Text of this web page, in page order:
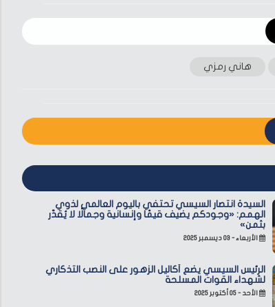
هاني رمزي
السيدة انتصار السيسي تحتفي باليوم العالمي لذوي
الهمم: «وجودكم يضيف قيمًا وإنسانية وجمالًا لا يُقدّر
بثمن»
الأربعاء - ٠٣ ديسمبر ٢٠٢٥
الرئيس السيسي يضع أكاليل الزهور على النصب التذكاري
لشهداء القوات المسلحة
الأحد - ٠٥ أكتوبر ٢٠٢٥